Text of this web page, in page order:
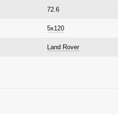
72.6
5x120
Land Rover